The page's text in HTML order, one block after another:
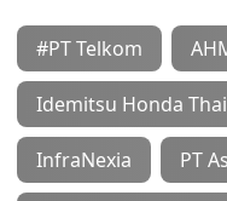
#PT Telkom
Idemitsu Honda
InfraNexia PT